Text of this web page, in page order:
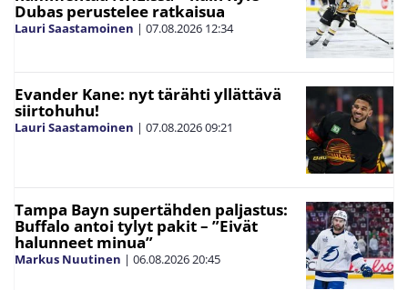
Dubas perustelee ratkaisua
Lauri Saastamoinen | 07.08.2026 12:34
Evander Kane: nyt tärähti yllättävä
siirtohuhu!
Lauri Saastamoinen | 07.08.202609:21
Tampa Bayn supertähden paljastus:
Buffalo antoi tylyt pakit – ”Eivät
halunneet minua”
Markus Nuutinen | 06.08.202620:45